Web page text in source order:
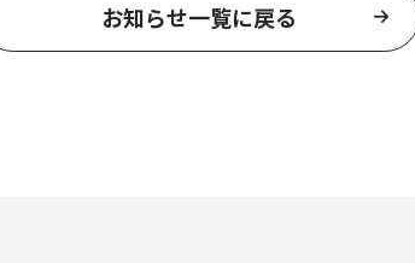
お知らせ一覧に戻る